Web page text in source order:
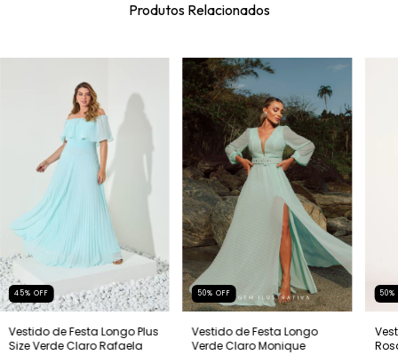
Produtos Relacionados
45% OFF
Vestido de Festa Longo Plus
Size Verde Claro Rafaela
50% OFF
Vestido de Festa Longo
Verde Claro Monique
50%